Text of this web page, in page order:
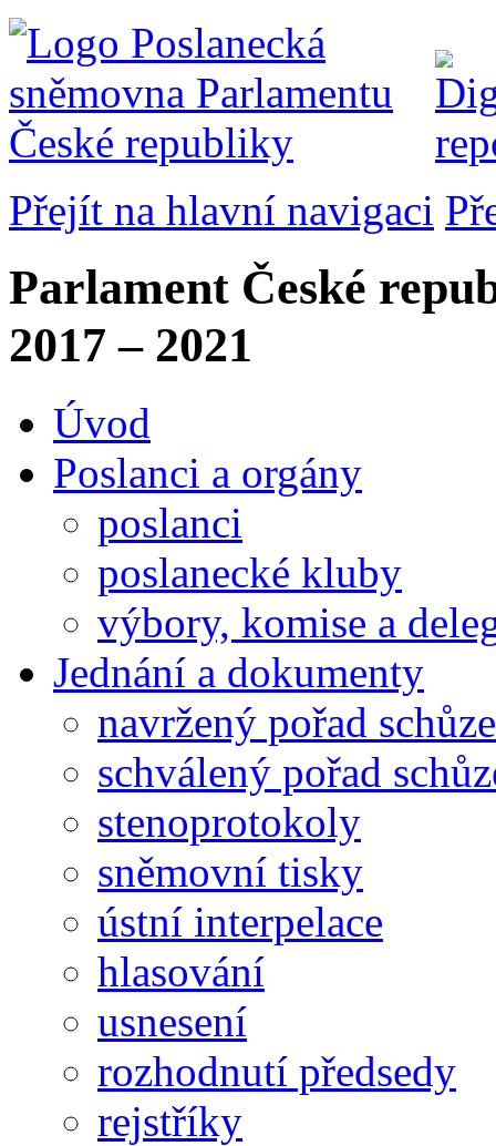
Přejít na hlavní navigaci
Parlament České
2017 – 2021
Úvod
Poslanci a orgány
poslanci
poslanecké kluby
výbory, komise a
Jednání a dokumenty
navržený pořad schůze
schválený pořad
stenoprotokoly
sněmovní tisky
ústní interpelace
hlasování
usnesení
rozhodnutí předsedy
rejstříky